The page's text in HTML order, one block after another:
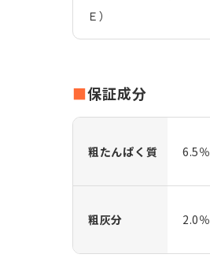
Ｅ）
保証成分
粗たんぱく質 6.5
粗灰分 2.0